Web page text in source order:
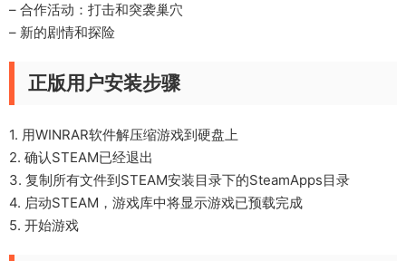
– 合作活动：打击和突袭巢穴
– 新的剧情和探险
正版用户安装步骤
1. 用WINRAR软件解压缩游戏到硬盘上
2. 确认STEAM已经退出
3. 复制所有文件到STEAM安装目录下的SteamApps目录
4. 启动STEAM，游戏库中将显示游戏已预载完成
5. 开始游戏